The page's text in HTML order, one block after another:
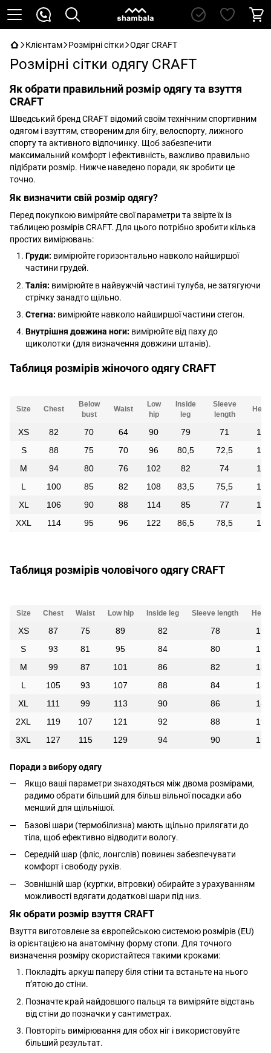
Клієнтам Розмірні сітки Одяг CRAFT
Розмірні сітки одягу CRAFT
Як обрати правильний розмір одягу та взуття
CRAFT
Шведський бренд CRAFT відомий своїм технічним спортивним
одягом і взуттям, створеним для бігу, велоспорту, лижного
спорту та активного відпочинку. Щоб забезпечити
максимальний комфорт і ефективність, важливо правильно
підібрати розмір. Нижче наведено поради, як зробити це
точно.
Як визначити свій розмір одягу?
Перед покупкою виміряйте свої параметри та звірте їх із
таблицею розмірів CRAFT. Для цього потрібно зробити кілька
простих вимірювань:
Груди: вимірюйте горизонтально навколо найширшої
частини грудей.
Талія: вимірюйте в найвужчій частині тулуба, не затягуючи
стрічку занадто щільно.
Стегна: вимірюйте навколо найширшої частини стегон.
Внутрішня довжина ноги: вимірюйте від паху до
щиколотки (для визначення довжини штанів).
Таблиця розмірів жіночого одягу CRAFT
Size Chest
Below
bust
Waist
Low
hip
Inside
leg
Sleeve
length
XS 82 70 64 90 79 71
164
S
88 75 70 96 80,5 72,5
167
M
94 80 76 102 82 74
170
L
100 85 82 108 83,5 75,5
172
XL
106 90 88 114 85 77
174
XXL
114 95 96 122 86,5 78,5 174
Таблиця розмірів чоловічого одягу CRAFT
Size Chest Waist Low hip Inside leg Sleeve length
XS 87 75 89 82 78
172
S
93 81 95 84 80
176
M
99 87 101 86 82
180
L
105 93 107 88 84
184
XL
111 99 113 90 86
188
2XL
119 107 121 92 88
192
3XL
127 115 129 94 90 196
Поради з вибору одягу
Якщо ваші параметри знаходяться між двома розмірами,
радимо обрати більший для більш вільної посадки або
менший для щільнішої.
Базові шари (термобілизна) мають щільно прилягати до
тіла, щоб ефективно відводити вологу.
Середній шар (фліс, лонгслів) повинен забезпечувати
комфорт і свободу рухів.
Зовнішній шар (куртки, вітровки) обирайте з урахуванням
можливості вдягати додаткові шари під низ.
Як обрати розмір взуття CRAFT
Взуття виготовлене за європейською системою розмірів (EU)
із орієнтацією на анатомічну форму стопи. Для точного
визначення розміру скористайтеся такими кроками:
Покладіть аркуш паперу біля стіни та встаньте на нього
п’ятою до стіни.
Позначте край найдовшого пальця та виміряйте відстань
від стіни до позначки у сантиметрах.
Повторіть вимірювання для обох ніг і використовуйте
більший результат.